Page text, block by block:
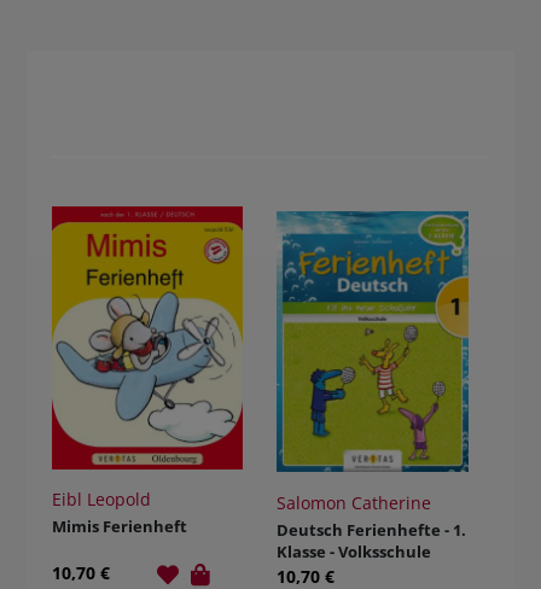
Eibl Leopold
Mimis Ferienheft
10,70 €
Salomon Catherine
Deutsch Ferienhefte - 1.
Klasse - Volksschule
10,70 €